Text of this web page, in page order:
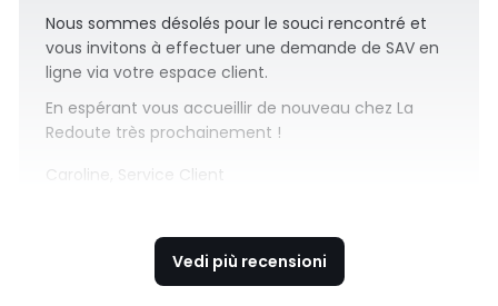
Nous sommes désolés pour le souci rencontré et
vous invitons à effectuer une demande de SAV en
ligne via votre espace client.
En espérant vous accueillir de nouveau chez La
Redoute très prochainement !
Caroline, Service Client
Vedi più recensioni